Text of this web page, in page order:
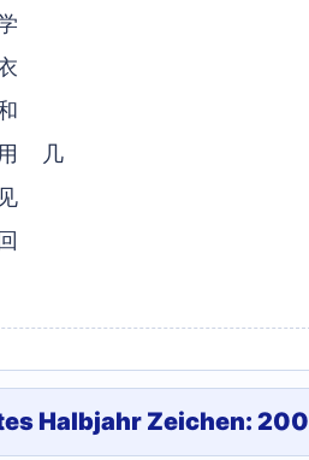
几
Halbjahr Zeichen: 200